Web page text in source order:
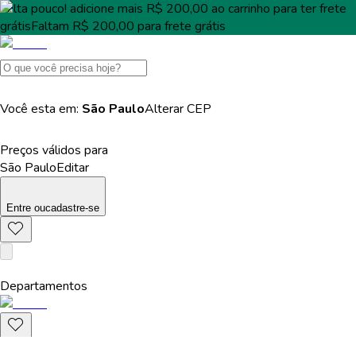
Falta pouco! adicione mais R$ 200,00 ao carrinho para terfrete
grátisFaltam R$ 200,00 para frete grátis
Você esta em: São PauloAlterarCEP
Preços válidos para
São PauloEditar
Entre oucadastre-se
Departamentos